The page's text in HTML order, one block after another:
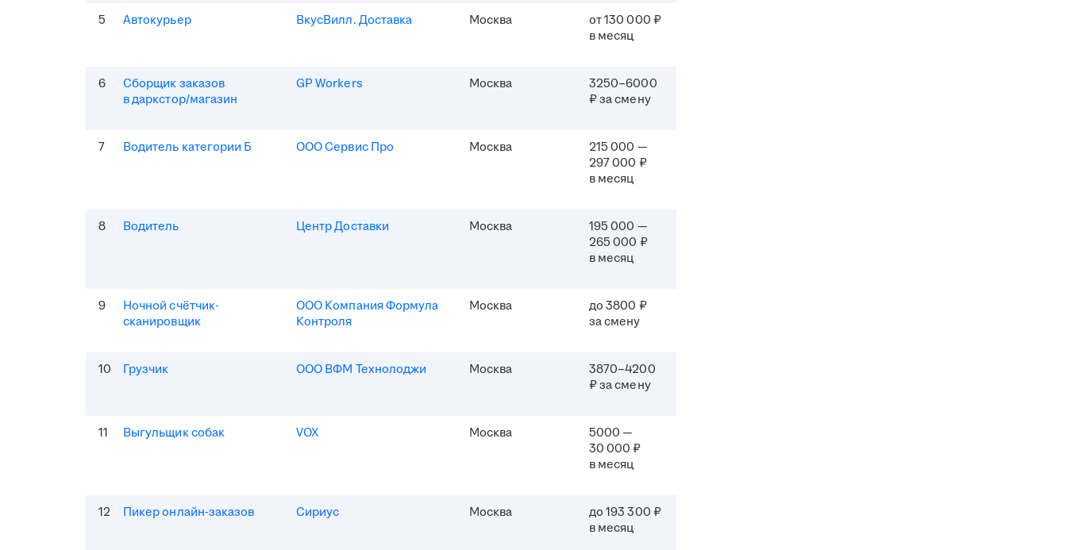
5 Автокурьер ВкусВилл. Доставка Москва
от 130 000 ₽
в месяц
6
Сборщик заказов
в даркстор/магазин
GP Workers Москва
3250–6000
₽ за смену
7 Водитель категории Б ООО Сервис Про Москва
215 000 —
297 000 ₽
в месяц
8 Водитель Центр Доставки Москва
195 000 —
265 000 ₽
в месяц
9
Ночной счётчик-
сканировщик
ООО Компания Формула
Контроля
Москва
до 3800 ₽
за смену
10 Грузчик ООО ВФМ Технолоджи Москва
3870–4200
₽ за смену
11 Выгульщик собак VOX Москва
5000 —
30 000 ₽
в месяц
12 Пикер онлайн-заказов Сириус Москва
до 193 300 ₽
в месяц